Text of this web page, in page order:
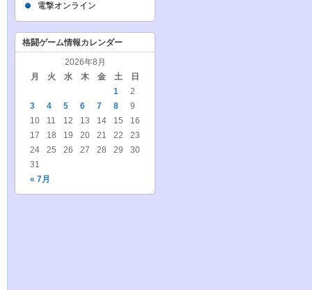
電撃オンライン
格闘ゲーム情報カレンダー
2026年8月
月
火 水 木 金 土 日
« 7月
1
2
3
4 5 6 7 8
9
10
11 12 13 14 15
16
17
18 19 20 21 22
23
24
25 26 27 28 29
30
31